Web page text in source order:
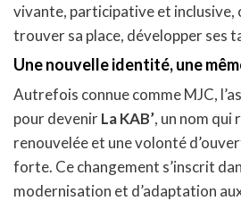
vivante, participative et inclusive,
trouver sa place, développer ses
Une nouvelle identité, une
Autrefois connue comme MJC,
pour devenirLa KAB’, un nom qui
renouvelée et une volonté
forte. Ce changement s’inscrit
modernisation et d’adaptation